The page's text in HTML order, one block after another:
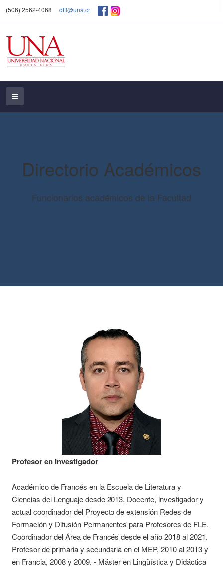
(506) 2562-4068 dffl@una.cr
Directorio Académicos
Funcionarios académicos de la Facultad
Profesor en Investigador
Académico de Francés en la Escuela de Literatura y
Ciencias del Lenguaje desde 2013. Docente, investigador y
actual coordinador del Proyecto de extensión Redes de
Formación y Difusión Permanentes para Profesores de FLE.
Coordinador del Área de Francés desde el año 2018 al 2021.
Profesor de primaria y secundaria en el MEP, 2010 al 2013 y
en Francia, 2008 y 2009. - Máster en Lingüística y Didáctica